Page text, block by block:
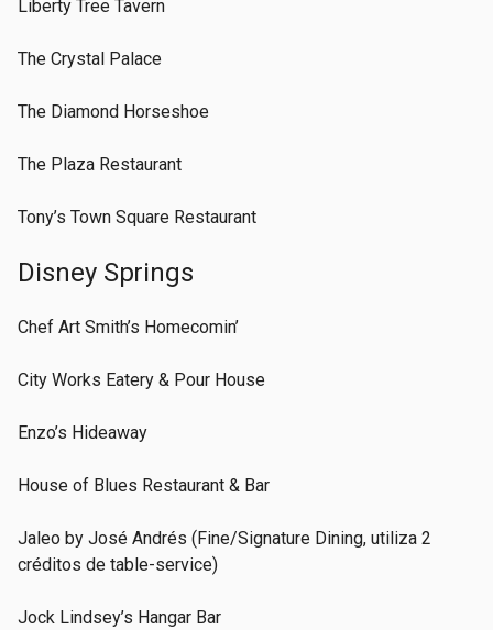
Liberty Tree Tavern
The Crystal Palace
The Diamond Horseshoe
The Plaza Restaurant
Tony’s Town Square Restaurant
Disney Springs
Chef Art Smith’s Homecomin’
City Works Eatery & Pour House
Enzo’s Hideaway
House of Blues Restaurant & Bar
Jaleo by José Andrés (Fine/Signature Dining, utiliza 2
créditos de table-service)
Jock Lindsey’s Hangar Bar